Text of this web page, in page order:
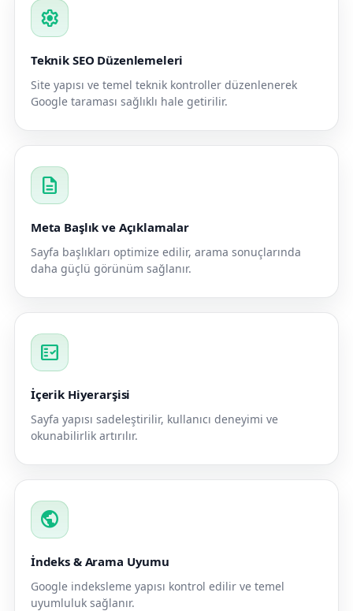
settings
Teknik SEO Düzenlemeleri
Site yapısı ve temel teknik kontroller düzenlenerek
Google taraması sağlıklı hale getirilir.
description
Meta Başlık ve Açıklamalar
Sayfa başlıkları optimize edilir, arama sonuçlarında
daha güçlü görünüm sağlanır.
fact_check
İçerik Hiyerarşisi
Sayfa yapısı sadeleştirilir, kullanıcı deneyimi ve
okunabilirlik artırılır.
public
İndeks & Arama Uyumu
Google indeksleme yapısı kontrol edilir ve temel
uyumluluk sağlanır.